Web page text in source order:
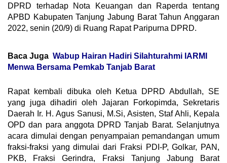
DPRD terhadap Nota Keuangan dan Raperda tentang
APBD Kabupaten Tanjung Jabung Barat Tahun Anggaran
2022, senin (20/9) di Ruang Rapat Paripurna DPRD.
Baca Juga Wabup Hairan Hadiri Silahturahmi IARMI
Menwa Bersama Pemkab Tanjab Barat
Rapat kembali dibuka oleh Ketua DPRD Abdullah, SE
yang juga dihadiri oleh Jajaran Forkopimda, Sekretaris
Daerah Ir. H. Agus Sanusi, M.Si, Asisten, Staf Ahli, Kepala
OPD dan para anggota DPRD Tanjab Barat. Selanjutnya
acara dimulai dengan penyampaian pemandangan umum
fraksi-fraksi yang dimulai dari Fraksi PDI-P, Golkar, PAN,
PKB, Fraksi Gerindra, Fraksi Tanjung Jabung Barat